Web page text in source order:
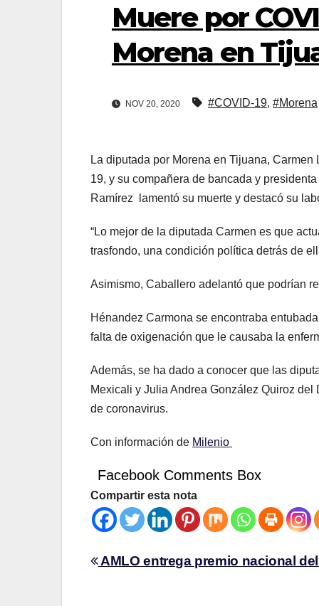
Muere por
Morena en
NOV 20, 2020 #COVID-19, #Morena
La diputada por Morena en Tijuana,
19, y su compañera de bancada y
Ramírez lamentó su muerte y destacó su
“Lo mejor de la diputada Carmen es que
trasfondo, una condición política detrás de
Asimismo, Caballero adelantó que podrían
Hénandez Carmona se encontraba
falta de oxigenación que le causaba la
Además, se ha dado a conocer que las
Mexicali y Julia Andrea González Quiroz
de coronavirus.
Con información de Milenio
Facebook Comments Box
Compartir esta nota
AMLO entrega premio nacional